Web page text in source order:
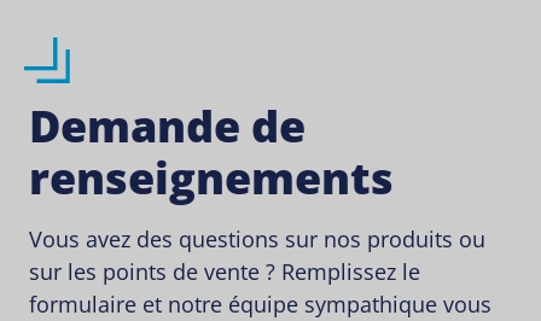
Demande de
renseignements
Vous avez des questions sur nos produits ou
sur les points de vente ? Remplissez le
formulaire et notre équipe sympathique vous